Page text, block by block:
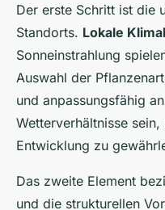
Der erste Schritt ist die
Standorts. Lokale
Sonneinstrahlung
Auswahl der
und anpassungsfähig
Wetterverhältnisse
Entwicklung zu
Das zweite Element
und die strukturellen